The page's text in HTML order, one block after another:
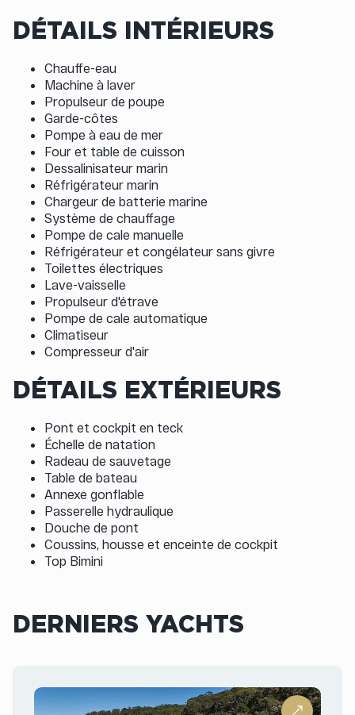
DÉTAILS INTÉRIEURS
Chauffe-eau
Machine à laver
Propulseur de poupe
Garde-côtes
Pompe à eau de mer
Four et table de cuisson
Dessalinisateur marin
Réfrigérateur marin
Chargeur de batterie marine
Système de chauffage
Pompe de cale manuelle
Réfrigérateur et congélateur sans givre
Toilettes électriques
Lave-vaisselle
Propulseur d'étrave
Pompe de cale automatique
Climatiseur
Compresseur d'air
DÉTAILS EXTÉRIEURS
Pont et cockpit en teck
Échelle de natation
Radeau de sauvetage
Table de bateau
Annexe gonflable
Passerelle hydraulique
Douche de pont
Coussins, housse et enceinte de cockpit
Top Bimini
DERNIERS YACHTS